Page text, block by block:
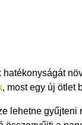
, most egy új ötlet
lehetne gyűjteni